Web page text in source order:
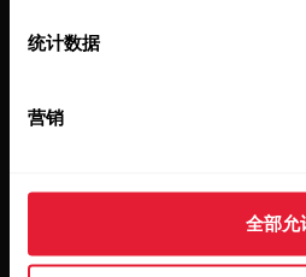
统计数据
营销
全部允
保持更新。